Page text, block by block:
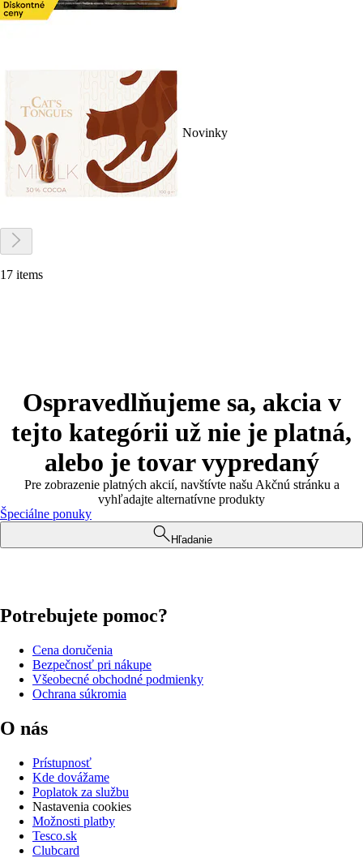
Novinky
17 items
Ospravedlňujeme sa, akcia v
tejto kategórii už nie je platná,
alebo je tovar vypredaný
Pre zobrazenie platných akcií, navštívte našu Akčnú stránku a
vyhľadajte alternatívne produkty
Špeciálne ponuky
Hľadanie
Potrebujete pomoc?
Cena doručenia
Bezpečnosť pri nákupe
Všeobecné obchodné podmienky
Ochrana súkromia
O nás
Prístupnosť
Kde dovážame
Poplatok za službu
Nastavenia cookies
Možnosti platby
Tesco.sk
Clubcard